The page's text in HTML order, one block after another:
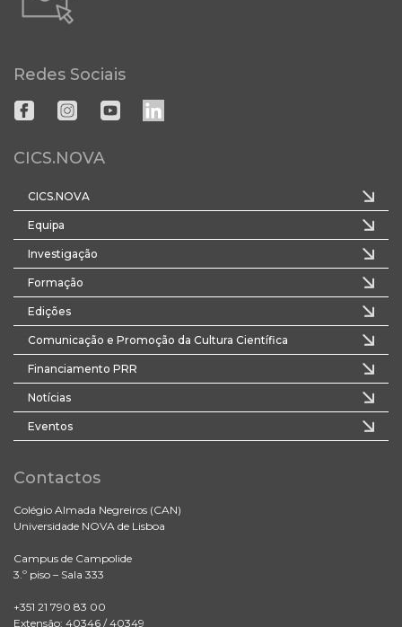
Redes Sociais
CICS.NOVA
CICS.NOVA
Equipa
Investigação
Formação
Edições
Comunicação e Promoção da Cultura Científica
Financiamento PRR
Notícias
Eventos
Contactos
Colégio Almada Negreiros (CAN)
Universidade NOVA de Lisboa
Campus de Campolide
3.º piso – Sala 333
+351 21 790 83 00
Extensão: 40346 / 40349